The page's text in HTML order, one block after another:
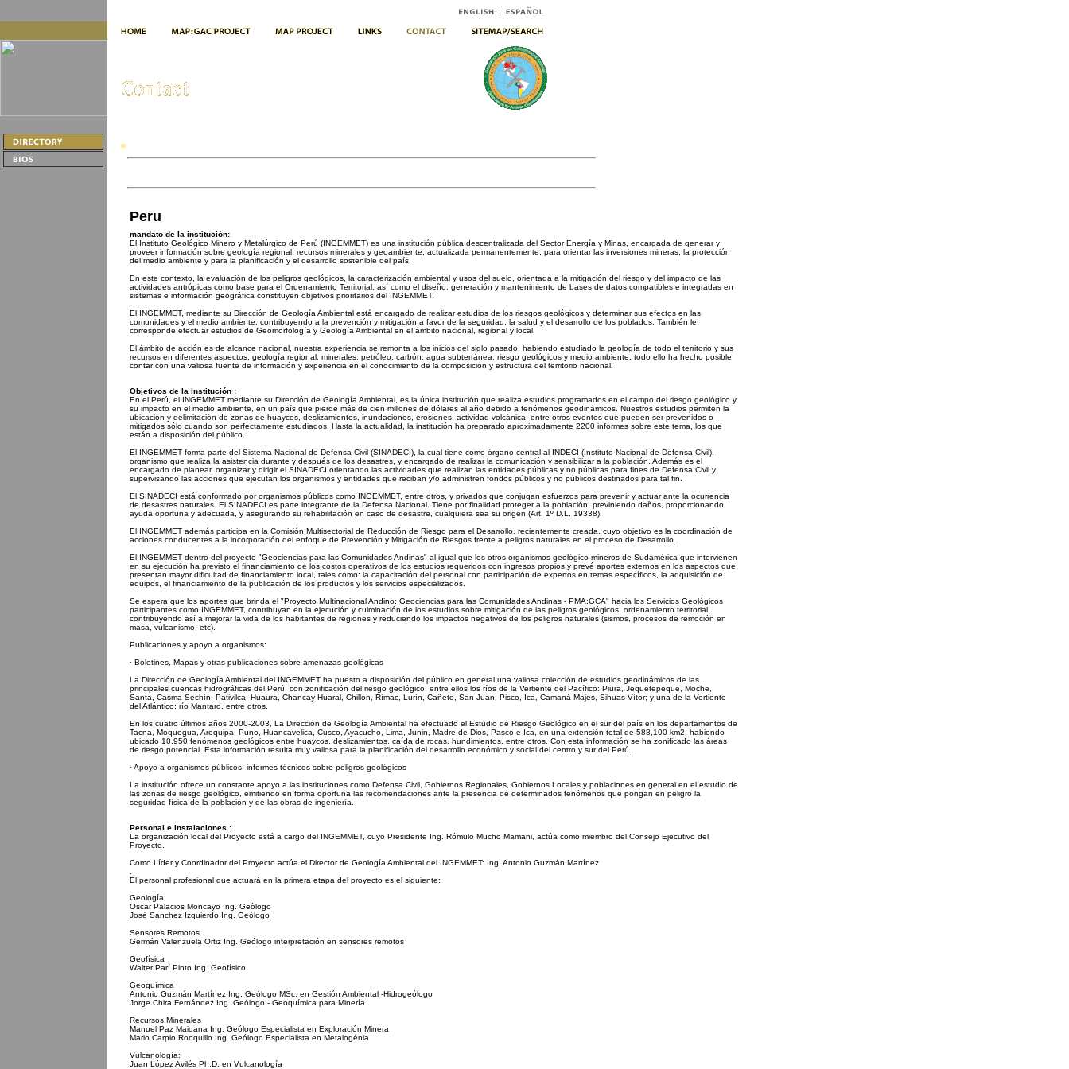
Peru
mandato de la institución:
El Instituto Geológico Minero y Metalúrgico de Perú (INGEMMET) es una institución pública descentralizada del Sector Energía y Minas, encargada de generar y
proveer información sobre geología regional, recursos minerales y geoambiente, actualizada permanentemente, para orientar las inversiones mineras, la protección
del medio ambiente y para la planificación y el desarrollo sostenible del país.
En este contexto, la evaluación de los peligros geológicos, la caracterización ambiental y usos del suelo, orientada a la mitigación del riesgo y del impacto de las
actividades antrópicas como base para el Ordenamiento Territorial, así como el diseño, generación y mantenimiento de bases de datos compatibles e integradas en
sistemas e información geográfica constituyen objetivos prioritarios del INGEMMET.
El INGEMMET, mediante su Dirección de Geología Ambiental está encargado de realizar estudios de los riesgos geológicos y determinar sus efectos en las
comunidades y el medio ambiente, contribuyendo a la prevención y mitigación a favor de la seguridad, la salud y el desarrollo de los poblados. También le
corresponde efectuar estudios de Geomorfología y Geología Ambiental en el ámbito nacional, regional y local.
El ámbito de acción es de alcance nacional, nuestra experiencia se remonta a los inicios del siglo pasado, habiendo estudiado la geología de todo el territorio y sus
recursos en diferentes aspectos: geología regional, minerales, petróleo, carbón, agua subterránea, riesgo geológicos y medio ambiente, todo ello ha hecho posible
contar con una valiosa fuente de información y experiencia en el conocimiento de la composición y estructura del territorio nacional.
Objetivos de la institución :
En el Perú, el INGEMMET mediante su Dirección de Geología Ambiental, es la única institución que realiza estudios programados en el campo del riesgo geológico y
su impacto en el medio ambiente, en un país que pierde más de cien millones de dólares al año debido a fenómenos geodinámicos. Nuestros estudios permiten la
ubicación y delimitación de zonas de huaycos, deslizamientos, inundaciones, erosiones, actividad volcánica, entre otros eventos que pueden ser prevenidos o
mitigados sólo cuando son perfectamente estudiados. Hasta la actualidad, la institución ha preparado aproximadamente 2200 informes sobre este tema, los que
están a disposición del público.
El INGEMMET forma parte del Sistema Nacional de Defensa Civil (SINADECI), la cual tiene como órgano central al INDECI (Instituto Nacional de Defensa Civil),
organismo que realiza la asistencia durante y después de los desastres, y encargado de realizar la comunicación y sensibilizar a la población. Además es el
encargado de planear, organizar y dirigir el SINADECI orientando las actividades que realizan las entidades públicas y no públicas para fines de Defensa Civil y
supervisando las acciones que ejecutan los organismos y entidades que reciban y/o administren fondos públicos y no públicos destinados para tal fin.
El SINADECI está conformado por organismos públicos como INGEMMET, entre otros, y privados que conjugan esfuerzos para prevenir y actuar ante la ocurrencia
de desastres naturales. El SINADECI es parte integrante de la Defensa Nacional. Tiene por finalidad proteger a la población, previniendo daños, proporcionando
ayuda oportuna y adecuada, y asegurando su rehabilitación en caso de desastre, cualquiera sea su origen (Art. 1º D.L. 19338).
El INGEMMET además participa en la Comisión Multisectorial de Reducción de Riesgo para el Desarrollo, recientemente creada, cuyo objetivo es la coordinación de
acciones conducentes a la incorporación del enfoque de Prevención y Mitigación de Riesgos frente a peligros naturales en el proceso de Desarrollo.
El INGEMMET dentro del proyecto "Geociencias para las Comunidades Andinas" al igual que los otros organismos geológico-mineros de Sudamérica que intervienen
en su ejecución ha previsto el financiamiento de los costos operativos de los estudios requeridos con ingresos propios y prevé aportes externos en los aspectos que
presentan mayor dificultad de financiamiento local, tales como: la capacitación del personal con participación de expertos en temas específicos, la adquisición de
equipos, el financiamiento de la publicación de los productos y los servicios especializados.
Se espera que los aportes que brinda el "Proyecto Multinacional Andino; Geociencias para las Comunidades Andinas - PMA;GCA" hacia los Servicios Geológicos
participantes como INGEMMET, contribuyan en la ejecución y culminación de los estudios sobre mitigación de las peligros geológicos, ordenamiento territorial,
contribuyendo así a mejorar la vida de los habitantes de regiones y reduciendo los impactos negativos de los peligros naturales (sismos, procesos de remoción en
masa, vulcanismo, etc).
Publicaciones y apoyo a organismos:
· Boletines, Mapas y otras publicaciones sobre amenazas geológicas
La Dirección de Geología Ambiental del INGEMMET ha puesto a disposición del público en general una valiosa colección de estudios geodinámicos de las
principales cuencas hidrográficas del Perú, con zonificación del riesgo geológico, entre ellos los ríos de la Vertiente del Pacífico: Piura, Jequetepeque, Moche,
Santa, Casma-Sechín, Pativilca, Huaura, Chancay-Huaral, Chillón, Rímac, Lurín, Cañete, San Juan, Pisco, Ica, Camaná-Majes, Sihuas-Vítor; y una de la Vertiente
del Atlántico: río Mantaro, entre otros.
En los cuatro últimos años 2000-2003, La Dirección de Geología Ambiental ha efectuado el Estudio de Riesgo Geológico en el sur del país en los departamentos de
Tacna, Moquegua, Arequipa, Puno, Huancavelica, Cusco, Ayacucho, Lima, Junin, Madre de Dios, Pasco e Ica, en una extensión total de 588,100 km2, habiendo
ubicado 10,950 fenómenos geológicos entre huaycos, deslizamientos, caída de rocas, hundimientos, entre otros. Con esta información se ha zonificado las áreas
de riesgo potencial. Esta información resulta muy valiosa para la planificación del desarrollo económico y social del centro y sur del Perú.
· Apoyo a organismos públicos: informes técnicos sobre peligros geológicos
La institución ofrece un constante apoyo a las instituciones como Defensa Civil, Gobiernos Regionales, Gobiernos Locales y poblaciones en general en el estudio de
las zonas de riesgo geológico, emitiendo en forma oportuna las recomendaciones ante la presencia de determinados fenómenos que pongan en peligro la
seguridad física de la población y de las obras de ingeniería.
Personal e instalaciones :
La organización local del Proyecto está a cargo del INGEMMET, cuyo Presidente Ing. Rómulo Mucho Mamani, actúa como miembro del Consejo Ejecutivo del
Proyecto.
Como Líder y Coordinador del Proyecto actúa el Director de Geología Ambiental del INGEMMET: Ing. Antonio Guzmán Martínez
El personal profesional que actuará en la primera etapa del proyecto es el siguiente:
Geología:
Oscar Palacios Moncayo Ing. Geòlogo
José Sánchez Izquierdo Ing. Geòlogo
Sensores Remotos
Germán Valenzuela Ortiz Ing. Geólogo interpretación en sensores remotos
Geofísica
Walter Parí Pinto Ing. Geofísico
Geoquímica
Antonio Guzmán Martínez Ing. Geólogo MSc. en Gestión Ambiental -Hidrogeólogo
Jorge Chira Fernández Ing. Geólogo - Geoquímica para Minería
Recursos Minerales
Manuel Paz Maidana Ing. Geólogo Especialista en Exploración Minera
Mario Carpio Ronquillo Ing. Geólogo Especialista en Metalogénia
Vulcanología:
Juan López Avilés Ph.D. en Vulcanología